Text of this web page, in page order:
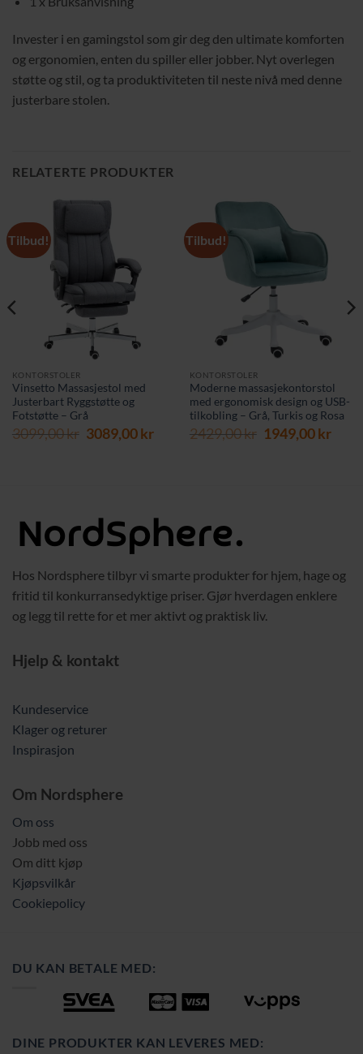
Invester i en gamingstol som gir deg den ultimate komforten
og ergonomien, enten du spiller eller jobber. Nyt overlegen
støtte og stil, og ta produktiviteten til neste nivå med denne
justerbare stolen.
RELATERTE PRODUKTER
Tilbud!
KONTORSTOLER
Vinsetto Massasjestol med
Justerbart Ryggstøtte og
Fotstøtte – Grå
3099,00kr Opprinnelig
3089,00krNåværende
Tilbud!
KONTORSTOLER
Moderne massasjekontorstol
med ergonomisk design og USB-
tilkobling – Grå, Turkis og Rosa
2429,00kr Opprinnelig
1949,00kr
Hos Nordsphere tilbyr vi smarte produkter for hjem, hage og
fritid til konkurransedyktige priser. Gjør hverdagen enklere
og legg til rette for et mer aktivt og praktisk liv.
Hjelp & kontakt
Kundeservice
Klager og returer
Inspirasjon
Om Nordsphere
Om oss
Jobb med oss
Om ditt kjøp
Kjøpsvilkår
Cookiepolicy
DU KAN BETALE MED:
DINE PRODUKTER KAN LEVERES MED: